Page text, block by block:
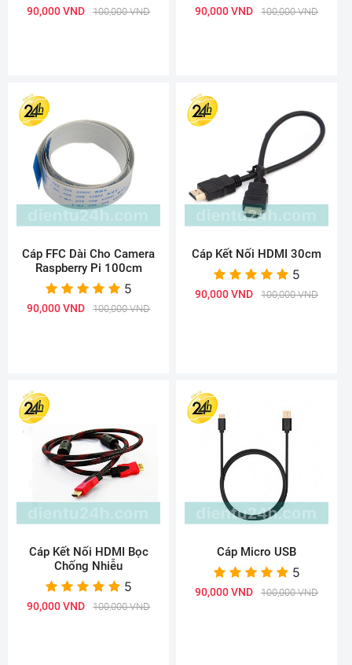
90,000 VND 100,000 VND 90,000 VND 100,000 VND
Cáp FFC Dài Cho Camera
Raspberry Pi 100cm
5
90,000 VND 100,000 VND
Cáp Kết Nối HDMI 30cm
5
90,000 VND 100,000 VND
Cáp Kết Nối HDMI Bọc
Chống Nhiễu
5
90,000 VND 100,000 VND
Cáp Micro USB
5
90,000 VND 100,000 VND